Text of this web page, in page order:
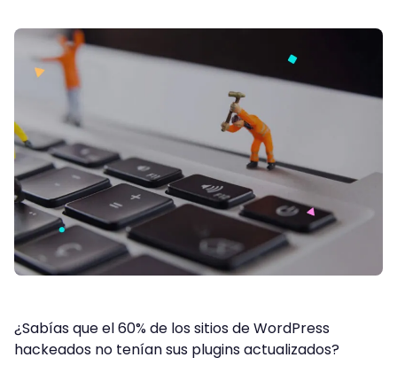
¿Sabías que el 60% de los sitios de WordPress
hackeados no tenían sus plugins actualizados?